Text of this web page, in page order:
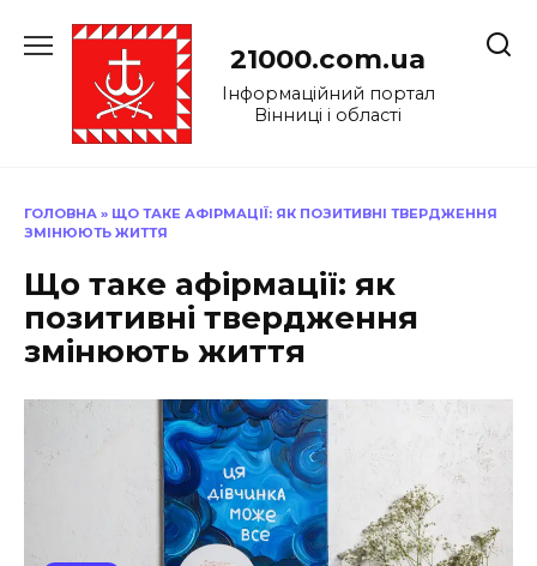
до
21000.com.ua
Інформаційний портал
Вінниці і області
ГОЛОВНА » ЩО ТАКЕ АФІРМАЦІЇ: ЯК ПОЗИТИВНІ ТВЕРДЖЕННЯ
ЗМІНЮЮТЬ ЖИТТЯ
Що таке афірмації: як
позитивні твердження
змінюють життя